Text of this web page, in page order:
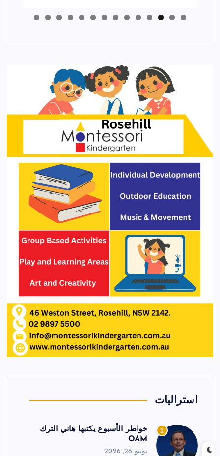
أستراليات
1
خواطر الأسبوع يكتبها هاني الترك
OAM
يونيو 26, 2026